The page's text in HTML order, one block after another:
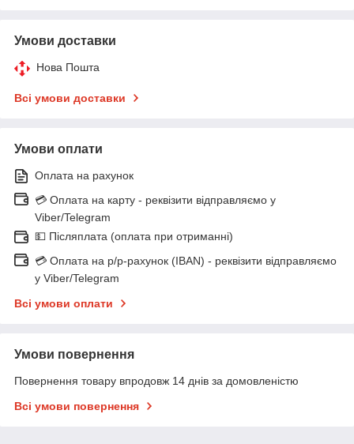
Умови доставки
Нова Пошта
Всі умови доставки
Умови оплати
Оплата на рахунок
💳 Оплата на карту - реквізити відправляємо у
Viber/Telegram
💵 Післяплата (оплата при отриманні)
💳 Оплата на р/р-рахунок (IBAN) - реквізити відправляємо
у Viber/Telegram
Всі умови оплати
Умови повернення
Повернення товару впродовж 14 днів за домовленістю
Всі умови повернення